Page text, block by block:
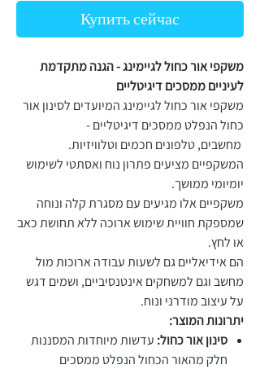
Купить сейчас
משקפי אור כחול לגיימינג - הגנה מתקדמת
לעיניים ממסכים דיגיטליים
משקפי אור כחול לגיימינג המיועדים לסינון אור
כחול הנפלט ממסכים דיגיטליים -
מחשבים, טלפונים חכמים וטלוויזיות.
המשקפיים מציעים פתרון נוח ואסתטי לשימוש
יומיומי ממושך.
משקפיים אלו מגיעים עם מסגרת קלה ונוחה
שמספקת חוויית שימוש ארוכה ללא תחושת כאב
או לחץ.
הם אידיאליים גם לשעות עבודה ארוכות מול
מחשב וגם למשחקים אינטנסיביים, ושמים דגש
על עיצוב מודרני ונוח.
יתרונות המוצר:
סינון אור כחול: עדשות מיוחדות המסננות
חלק מהאור הכחול הנפלט ממסכים